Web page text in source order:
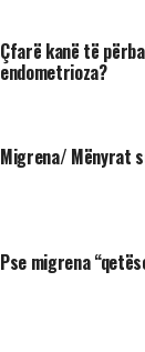
Çfarë kanë të
endometrioza?
Migrena/ Mënyrat
Pse migrena